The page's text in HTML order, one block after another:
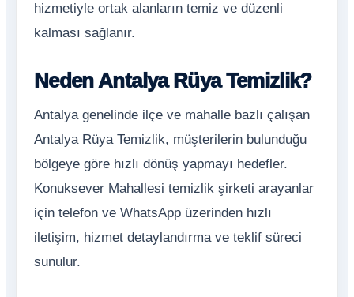
hizmetiyle ortak alanların temiz ve düzenli
kalması sağlanır.
Neden Antalya Rüya Temizlik?
Antalya genelinde ilçe ve mahalle bazlı çalışan
Antalya Rüya Temizlik, müşterilerin bulunduğu
bölgeye göre hızlı dönüş yapmayı hedefler.
Konuksever Mahallesi temizlik şirketi arayanlar
için telefon ve WhatsApp üzerinden hızlı
iletişim, hizmet detaylandırma ve teklif süreci
sunulur.